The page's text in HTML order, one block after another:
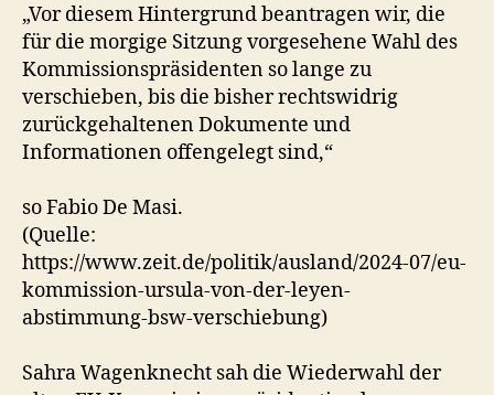
„Vor diesem Hintergrund beantragen wir, die
für die morgige Sitzung vorgesehene Wahl des
Kommissionspräsidenten so lange zu
verschieben, bis die bisher rechtswidrig
zurückgehaltenen Dokumente und
Informationen offengelegt sind,“
so Fabio De Masi.
(Quelle:
https://www.zeit.de/politik/ausland/2024-07/eu-
kommission-ursula-von-der-leyen-
abstimmung-bsw-verschiebung)
Sahra Wagenknecht sah die Wiederwahl der